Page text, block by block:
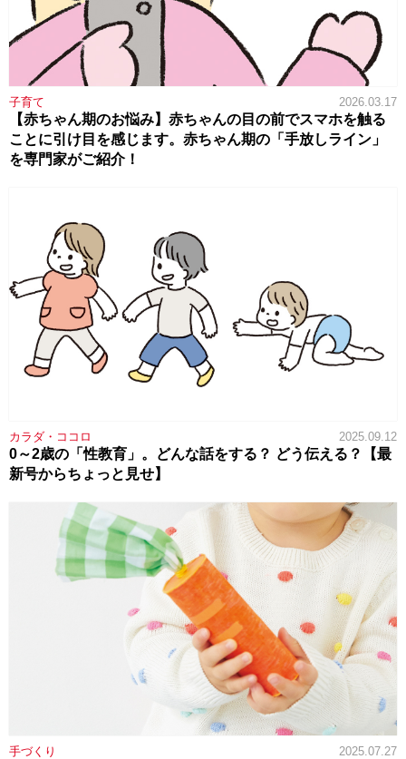
子育て 2026.03.17
【赤ちゃん期のお悩み】赤ちゃんの目の前でスマホを触る
ことに引け目を感じます。赤ちゃん期の「手放しライン」
を専門家がご紹介！
カラダ・ココロ 2025.09.12
0～2歳の「性教育」。どんな話をする？ どう伝える？【最
新号からちょっと見せ】
手づくり 2025.07.27